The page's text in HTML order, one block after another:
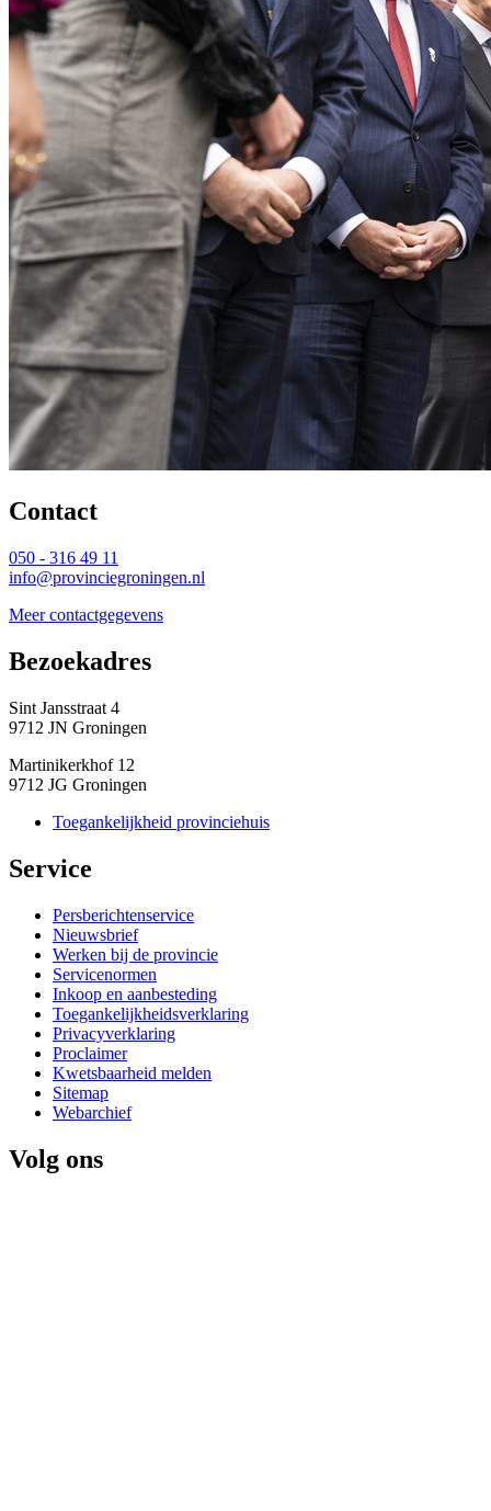
Contact
050 - 316 49 11
info@provinciegroningen.nl
Meer contactgegevens
Bezoekadres
Sint Jansstraat 4
9712 JN Groningen
Martinikerkhof 12
9712 JG Groningen
Toegankelijkheid provinciehuis
Service
Persberichtenservice
Nieuwsbrief
Werken bij de provincie
Servicenormen
Inkoop en aanbesteding
Toegankelijkheidsverklaring
Privacyverklaring
Proclaimer
Kwetsbaarheid melden
Sitemap
Webarchief
Volg ons